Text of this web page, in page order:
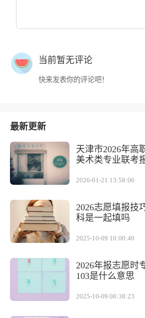
当前暂无评论
快来发表你的评论吧！
最新更新
天津市2026年高
美术类专业联考
2026-01-21 13:58:06
2026志愿填报技
科是一起填吗
2025-10-09 10:00:40
2026年报志愿时
103是什么意思
2025-10-09 08:38:23